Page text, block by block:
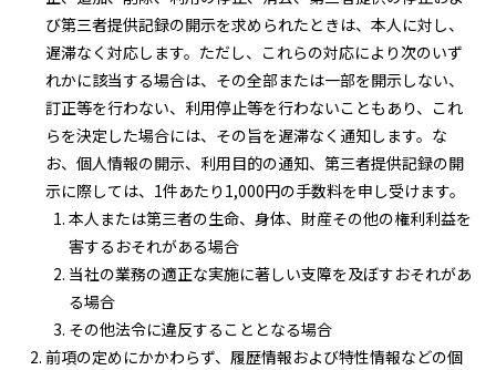
び第三者提供記録の開示を求められたときは、本人に対し、
遅滞なく対応します。ただし、これらの対応により次のいず
れかに該当する場合は、その全部または一部を開示しない、
訂正等を行わない、利用停止等を行わないこともあり、これ
らを決定した場合には、その旨を遅滞なく通知します。な
お、個人情報の開示、利用目的の通知、第三者提供記録の開
示に際しては、1件あたり1,000円の手数料を申し受けます。
本人または第三者の生命、身体、財産その他の権利利益を
害するおそれがある場合
当社の業務の適正な実施に著しい支障を及ぼすおそれがあ
る場合
その他法令に違反することとなる場合
前項の定めにかかわらず、履歴情報および特性情報などの個